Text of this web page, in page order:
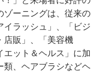
ゾーニングは、従来の
イラッシュ」、「ビジ
店販」、「美容機
エット＆ヘルス」に加
類、ヘアブラシなどヘ